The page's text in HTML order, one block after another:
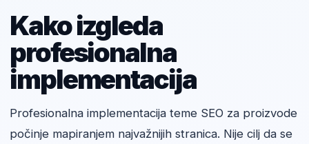
Kako izgleda
profesionalna
implementacija
Profesionalna implementacija teme SEO za proizvode
počinje mapiranjem najvažnijih stranica. Nije cilj da se